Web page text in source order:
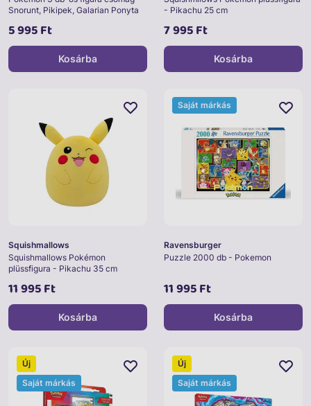
Snorunt, Pikipek, Galarian Ponyta
5 995 Ft
Kosárba
- Pikachu 25 cm
7 995 Ft
Kosárba
Squishmallows
Squishmallows Pokémon
plüssfigura - Pikachu 35 cm
11 995 Ft
Kosárba
Ravensburger
Puzzle 2000 db - Pokemon
11 995 Ft
Saját márkás
Kosárba
Új
Saját márkás
Új
Saját márkás